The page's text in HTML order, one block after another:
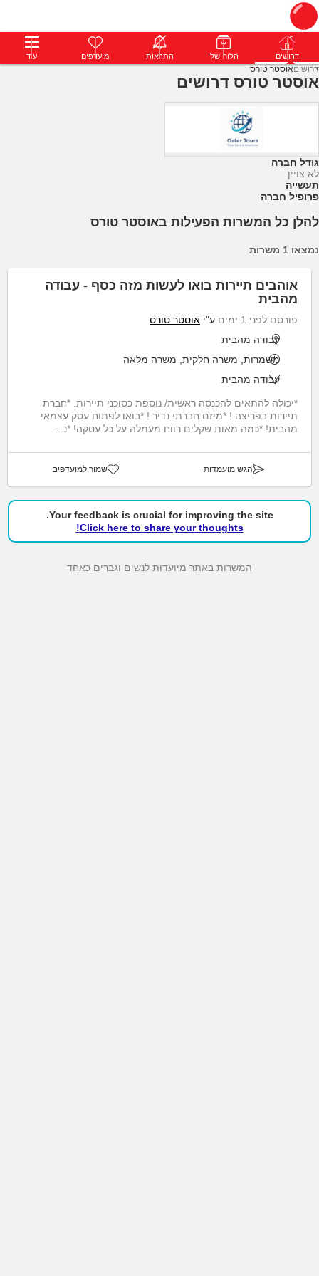
דרושים פרופילים הודעות פרימיום דרושים הלוח שלי התראות מועדפים עוד
דרושיםאוסטר טורס
אוסטר טורס דרושים
גודל חברה
לא צויין
תעשייה
פרופיל חברה
להלן כל המשרות הפעילות באוסטר טורס
נמצאו 1 משרות
אוהבים תיירות בואו לעשות מזה כסף - עבודה
מהבית
פורסם לפני 1 ימים ע"י אוסטר טורס
עבודה מהבית
משמרות, משרה חלקית, משרה מלאה
עבודה מהבית
*יכולה להתאים להכנסה ראשית/ נוספת כסוכני תיירות. *חברת
תיירות בפריצה ! *מיזם חברתי נדיר ! *בואו לפתוח עסק עצמאי
מהבית! *כמה מאות שקלים רווח מעמלה על כל עסקה! *נ...
הגש מועמדות שמור למועדפים
Your feedback is crucial for improving the site.
Click here to share your thoughts!
המשרות באתר מיועדות לנשים וגברים כאחד